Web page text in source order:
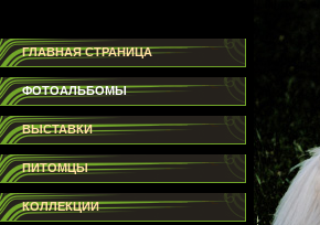
ГЛАВНАЯ СТРАНИЦА
ФОТОАЛЬБОМЫ
ВЫСТАВКИ
ПИТОМЦЫ
КОЛЛЕКЦИИ